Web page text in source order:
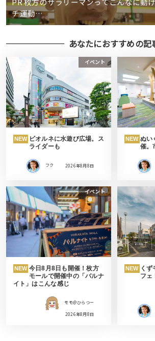
チ運動…
あなたにおすすめの記
イベント
NEW ビオルネに水遊び広場。ス
ライダーも
フク 2026年8月8日
NEW ぬい
催。
イベント
NEW 今日8月8日も開催！枚方
モールで開催中の「バルナ
イト」はこんな感じ
モモ＠ひらつー
2026年8月8日
NEW く
フェ